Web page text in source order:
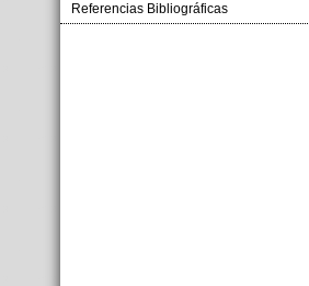
Referencias Bibliográficas